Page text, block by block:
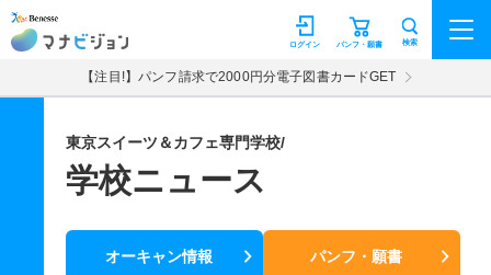
マナビジョン パンフ・願書
ログイン 検索
【注目!】パンフ請求で2000円分電子図書カードGET
東京スイーツ＆カフェ専門学校/
学校ニュース
オーキャン情報 パンフ・願書